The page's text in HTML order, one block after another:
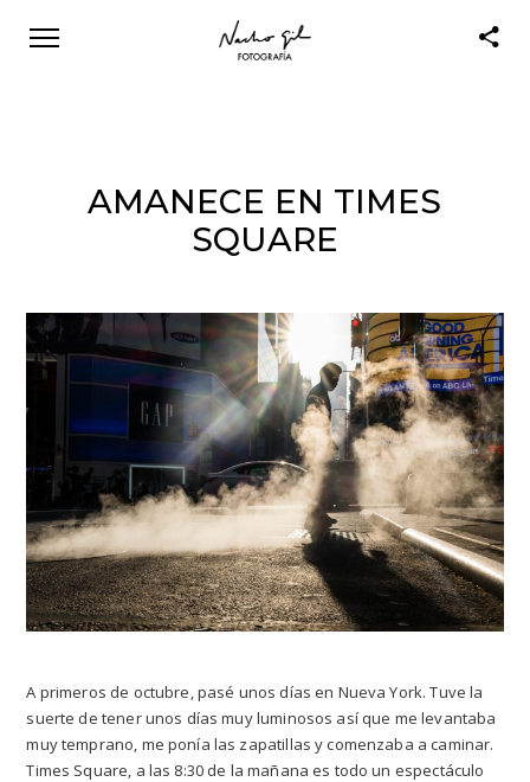
AMANECE EN TIMES
SQUARE
A primeros de octubre, pasé unos días en Nueva York. Tuve la
suerte de tener unos días muy luminosos así que me levantaba
muy temprano, me ponía las zapatillas y comenzaba a caminar.
Times Square, a las 8:30 de la mañana es todo un espectáculo